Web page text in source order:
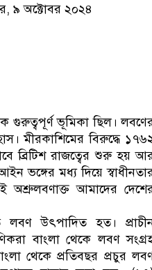
৯ অক্টোবর ২০২৪
গুরুত্বপূর্ণ ভূমিকা ছিল।
মীরকাশিমের বিরুদ্ধে ১৭৬২
ব্রিটিশ রাজত্বের শুরু হয়
ভঙ্গের মধ্য দিয়ে
অশ্রুলবণাক্ত আমাদের
লবণ উৎপাদিত হত।
বাংলা থেকে লবণ
থেকে প্রতিবছর প্রচুর